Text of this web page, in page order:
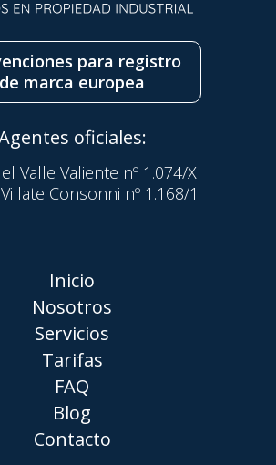
para registro
de marca europea
oficiales:
Valle Valiente nº 1.074/X
Consonni nº 1.168/1
Inicio
Nosotros
Servicios
Tarifas
FAQ
Blog
Contacto